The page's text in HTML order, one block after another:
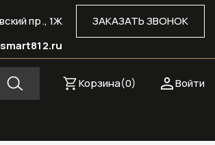
ЗАКАЗАТЬ ЗВОНОК
пр., 1Ж
Войти
Корзина(0)